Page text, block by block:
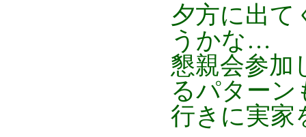
夕方に出て
うかな…
懇親会参加
るパター
行きに実家